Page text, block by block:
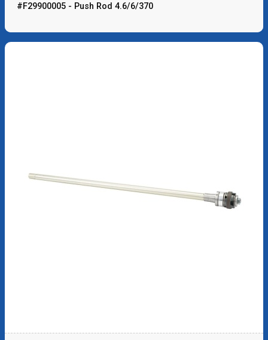
#F29900005 - Push Rod 4.6/6/370